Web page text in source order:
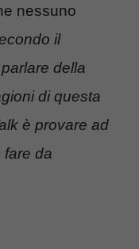
nessuno
il
della
di questa
è provare ad
fare da